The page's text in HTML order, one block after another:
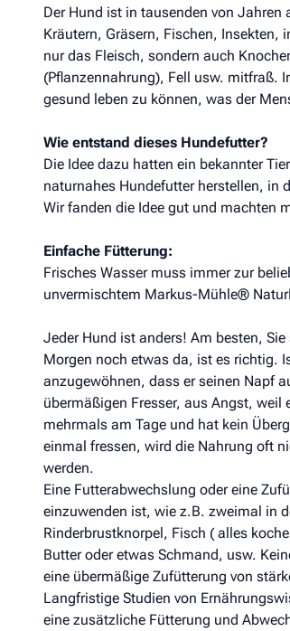
Der Hund ist in tausenden von Jahren
Kräutern, Gräsern, Fischen, Insekten,
nur das Fleisch, sondern auch
(Pflanzennahrung), Fell usw. mitfraß.
gesund leben zu können, was der
Wie entstand dieses Hundefutter?
Die Idee dazu hatten ein bekannter
naturnahes Hundefutter herstellen, in
Wir fanden die Idee gut und machten
Einfache Fütterung:
Frisches Wasser muss immer zur
unvermischtem Markus-Mühle®
Jeder Hund ist anders! Am besten,
Morgen noch etwas da, ist es richtig.
anzugewöhnen, dass er seinen Napf
übermäßigen Fresser, aus Angst,
mehrmals am Tage und hat kein
einmal fressen, wird die Nahrung oft
werden.
Eine Futterabwechslung oder eine
einzuwenden ist, wie z.B. zweimal in
Rinderbrustknorpel, Fisch ( alles
Butter oder etwas Schmand, usw.
eine übermäßige Zufütterung von
Langfristige Studien von
eine zusätzliche Fütterung und